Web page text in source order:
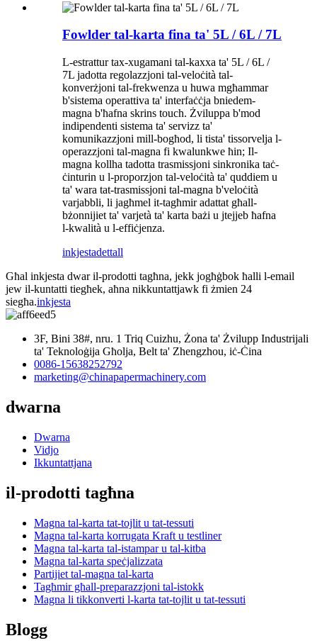
Fowlder tal-karta fina ta' 5L / 6L / 7L
L-estrattur tax-xugamani tal-kaxxa ta' 5L / 6L /
7L jadotta regolazzjoni tal-veloċità tal-
konverżjoni tal-frekwenza u huwa mgħammar
b'sistema operattiva ta' interfaċċja bniedem-
magna b'ħafna skrins touch. Żviluppa b'mod
indipendenti sistema ta' servizz ta'
komunikazzjoni mill-bogħod, li tista' tissorvelja l-
operazzjoni tal-magna fi kwalunkwe ħin; Il-
magna kollha tadotta trasmissjoni sinkronika taċ-
ċinturin u l-proporzjon tal-veloċità ta' quddiem u
ta' wara tat-trasmissjoni tal-magna b'veloċità
varjabbli, li jagħmel it-tagħmir adattat għall-
bżonnijiet ta' varjetà ta' karta bażi u jtejjeb ħafna
l-kwalità u l-effiċjenza.
inkjestadettall
Għal inkjesta dwar il-prodotti tagħna, jekk jogħġbok ħalli l-email
jew il-kuntatti tiegħek, aħna nikkuntattjawk fi żmien 24
siegħa.inkjesta
3F, Bini 38#, nru. 1 Triq Cuizhu, Żona ta' Żvilupp Industrijali
ta' Teknoloġija Għolja, Belt ta' Zhengzhou, iċ-Ċina
0086-15638252792
marketing@chinapapermachinery.com
dwarna
Dwarna
Vidjo
Ikkuntattjana
il-prodotti tagħna
Magna tal-karta tat-tojlit u tat-tessuti
Magna tal-karta korrugata Kraft u testliner
Magna tal-karta tal-istampar u tal-kitba
Magna tal-karta speċjalizzata
Partijiet tal-magna tal-karta
Tagħmir għall-preparazzjoni tal-istokk
Magna li tikkonverti l-karta tat-tojlit u tat-tessuti
Blogg